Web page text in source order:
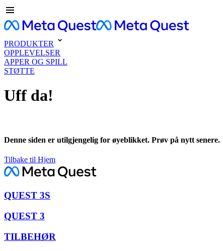
PRODUKTER
OPPLEVELSER
APPER OG SPILL
STØTTE
Uff da!
Denne siden er utilgjengelig for øyeblikket. Prøv på nytt senere.
Tilbake til Hjem
QUEST 3S
QUEST 3
TILBEHØR